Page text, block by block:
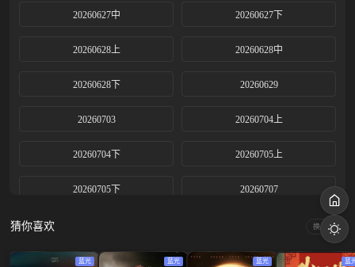
20260627中 20260627下
20260628上 20260628中
20260628下 20260629
20260703 20260704上
20260704下 20260705上
20260705下 20260707
20260711下 20260712上
猜你喜欢 换一换
蓝光 蓝光 蓝光 蓝